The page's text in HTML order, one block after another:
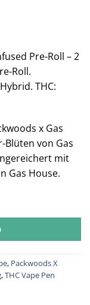
Pre-Roll – 2
Roll.
THC:
x Gas
von Gas
mit
Gas House.
, Packwoods X
,THC Vape Pen